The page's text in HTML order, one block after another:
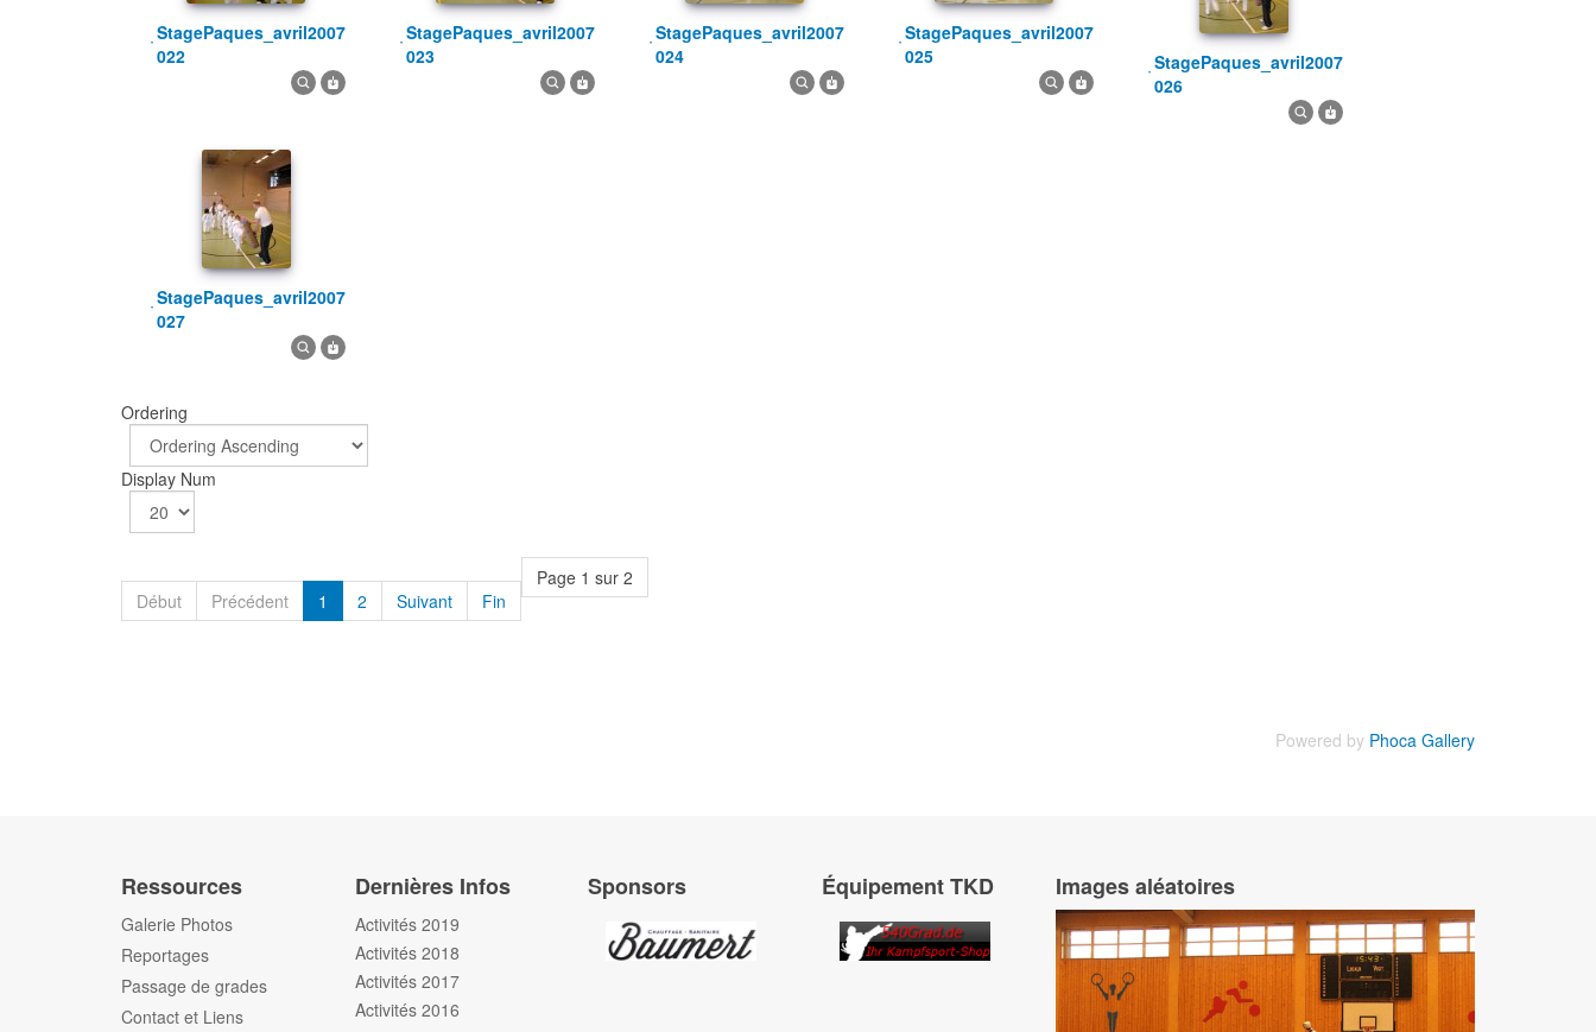
StagePaques_avril2007
022
StagePaques_avril2007
023
StagePaques_avril2007
024
StagePaques_avril2007
025
StagePaques_avril2007
026
StagePaques_avril2007
027
Ordering
Display Num
Page 1 sur 2
Début
Précédent 1 2 Suivant Fin
Powered by Phoca Gallery
Ressources
Galerie Photos
Reportages
Passage de grades
Contact et Liens
Dernières Infos
Activités 2019
Activités 2018
Activités 2017
Activités 2016
Sponsors Équipement TKD Images aléatoires